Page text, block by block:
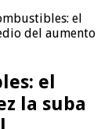
el
del aumento
el
la suba